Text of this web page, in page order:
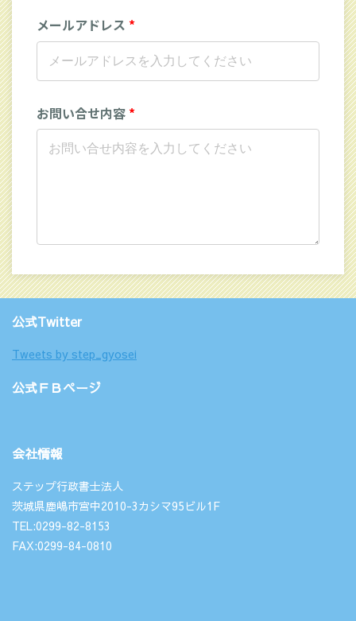
公式Twitter
Tweets by step_gyosei
公式ＦＢページ
会社情報
ステップ行政書士法人
茨城県鹿嶋市宮中2010-3カシマ95ビル1F
TEL:0299-82-8153
FAX:0299-84-0810